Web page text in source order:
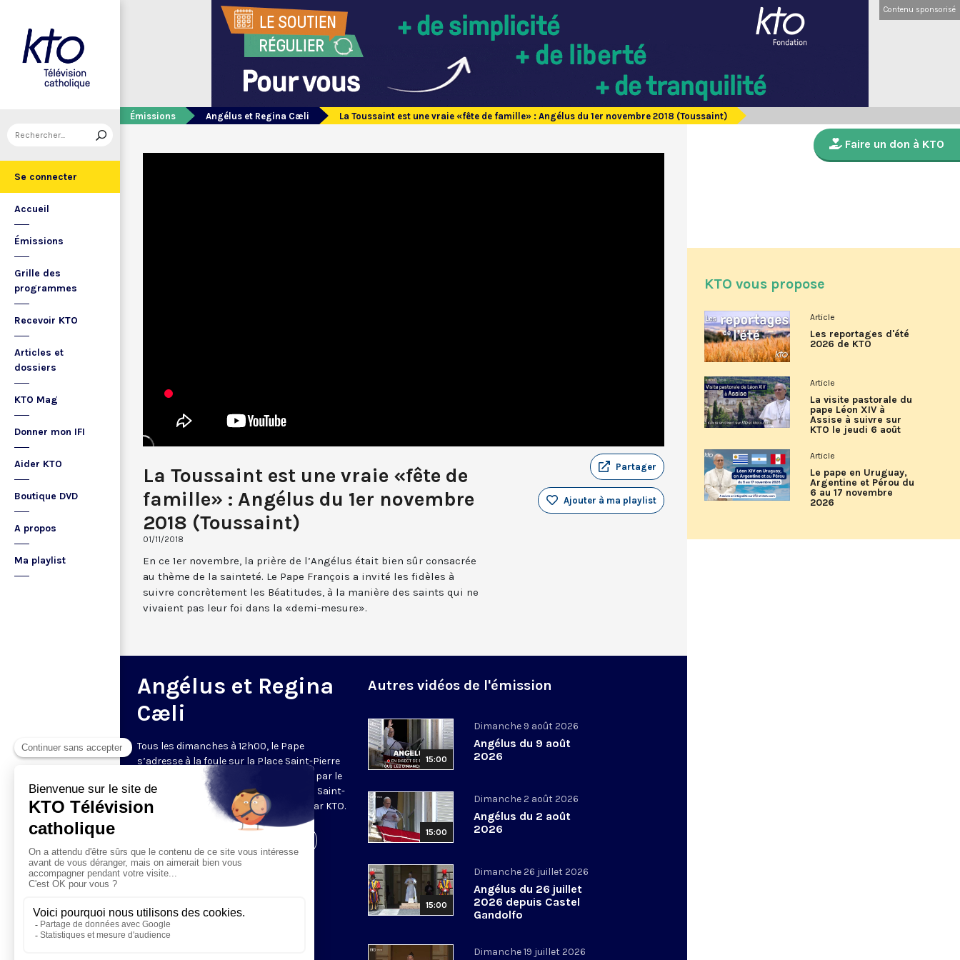
Se connecter
Accueil
Émissions
Grille des
programmes
Recevoir KTO
Articles et
dossiers
KTO Mag
Donner mon IFI
Aider KTO
Boutique DVD
A propos
Ma playlist
Contenu sponsorisé
Émissions Angélus et Regina Cæli La Toussaint est une vraie «fête de famille» : Angélus du 1er novembre 2018 (Toussaint)
La Toussaint est une vraie «fête de
famille» : Angélus du 1er novembre
2018 (Toussaint)
01/11/2018
Partager
Ajouter à ma playlist
En ce 1er novembre, la prière de l’Angélus était bien sûr consacrée
au thème de la sainteté. Le Pape François a invité les fidèles à
suivre concrètement les Béatitudes, à la manière des saints qui ne
vivaient pas leur foi dans la «demi-mesure».
Angélus et Regina
Cæli
Tous les dimanches à 12h00, le Pape
s’adresse à la foule sur la Place Saint-Pierre
de Rome. La prière de l’Angélus, récitée par le
Pape, est précédée d’une allocution du Saint-
Père. Retransmis et traduit en direct par KTO.
Autres vidéos de l'émission
15:00
Dimanche 9 août 2026
Angélus du 9 août
2026
15:00
Dimanche 2 août 2026
Angélus du 2 août
2026
15:00
Dimanche 26 juillet 2026
Angélus du 26 juillet
2026 depuis Castel
Gandolfo
Dimanche 19 juillet 2026
Faire un don à KTO
KTO vous propose
Article
Les reportages d'été
2026 de KTO
Article
La visite pastorale du
pape Léon XIV à
Assise à suivre sur
KTO le jeudi 6 août
Article
Le pape en Uruguay,
Argentine et Pérou du
6 au 17 novembre
2026